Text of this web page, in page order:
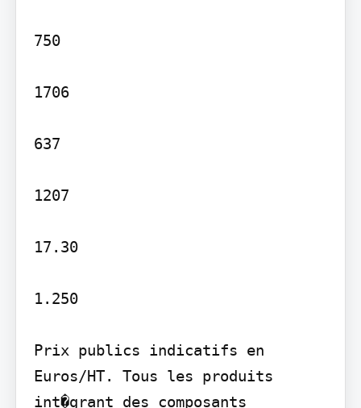
750
1706
637
1207
17.30
1.250
Prix publics indicatifs en
Euros/HT. Tous les produits
int�grant des composants